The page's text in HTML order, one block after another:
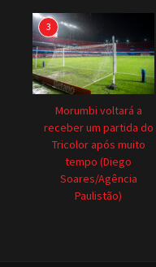
3
Morumbi voltará a
receber um partida do
Tricolor após muito
tempo (Diego
Soares/Agência
Paulistão)